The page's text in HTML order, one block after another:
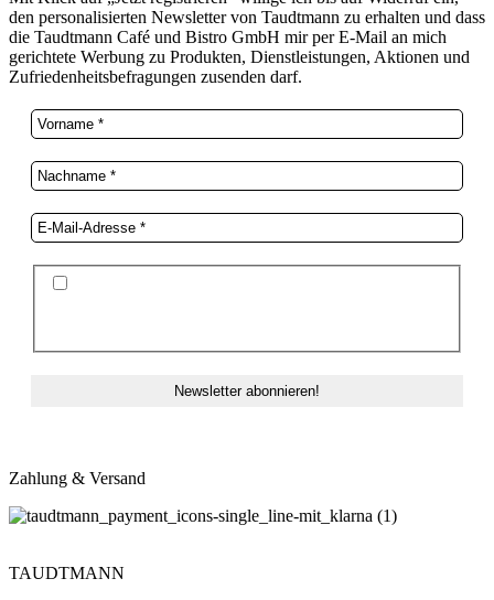
den personalisierten Newsletter von Taudtmann zu erhalten und dass
die Taudtmann Café und Bistro GmbH mir per E-Mail an mich
gerichtete Werbung zu Produkten, Dienstleistungen, Aktionen und
Zufriedenheitsbefragungen zusenden darf.
Zahlung & Versand
TAUDTMANN